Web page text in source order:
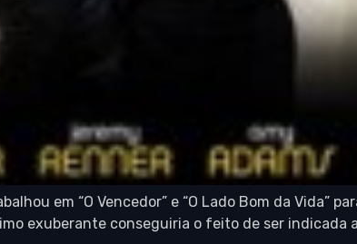
em “O Vencedor” e “O Lado Bom da Vida”
exuberante conseguiria o feito de ser indicada